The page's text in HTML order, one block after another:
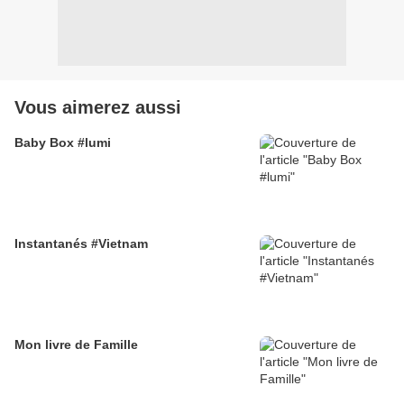
Vous aimerez aussi
Baby Box #lumi
Instantanés #Vietnam
Mon livre de Famille